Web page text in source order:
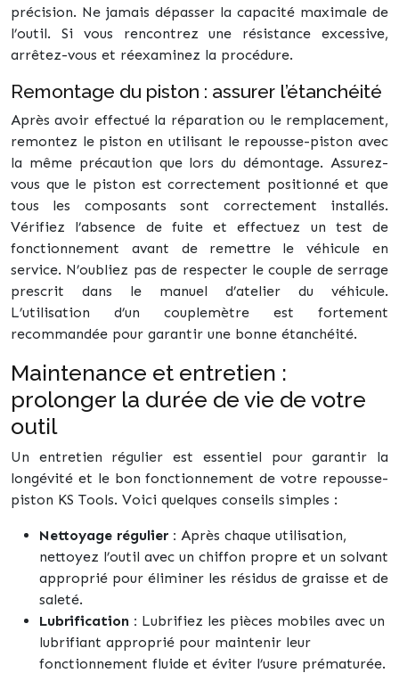
précision. Ne jamais dépasser la capacité maximale de
l’outil. Si vous rencontrez une résistance excessive,
arrêtez-vous et réexaminez la procédure.
Remontage du piston : assurer l’étanchéité
Après avoir effectué la réparation ou le remplacement,
remontez le piston en utilisant le repousse-piston avec
la même précaution que lors du démontage. Assurez-
vous que le piston est correctement positionné et que
tous les composants sont correctement installés.
Vérifiez l’absence de fuite et effectuez un test de
fonctionnement avant de remettre le véhicule en
service. N’oubliez pas de respecter le couple de serrage
prescrit dans le manuel d’atelier du véhicule.
L’utilisation d’un couplemètre est fortement
recommandée pour garantir une bonne étanchéité.
Maintenance et entretien :
prolonger la durée de vie de votre
outil
Un entretien régulier est essentiel pour garantir la
longévité et le bon fonctionnement de votre repousse-
piston KS Tools. Voici quelques conseils simples :
Nettoyage régulier : Après chaque utilisation,
nettoyez l’outil avec un chiffon propre et un solvant
approprié pour éliminer les résidus de graisse et de
saleté.
Lubrification : Lubrifiez les pièces mobiles avec un
lubrifiant approprié pour maintenir leur
fonctionnement fluide et éviter l’usure prématurée.